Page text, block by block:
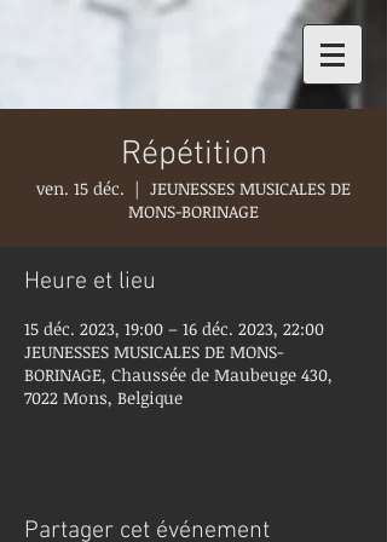
Répétition
ven. 15 déc.
  |
JEUNESSES MUSICALES DE
MONS-BORINAGE
Heure et lieu
15 déc. 2023, 19:00 – 16 déc. 2023, 22:00
JEUNESSES MUSICALES DE MONS-
BORINAGE, Chaussée de Maubeuge 430,
7022 Mons, Belgique
Partager cet événement